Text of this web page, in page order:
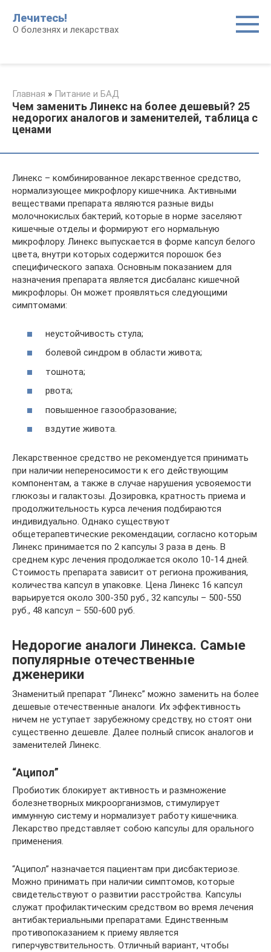
контенту
Лечитесь!
О болезнях и лекарствах
Главная » Питание и БАД
Чем заменить Линекс на более дешевый? 25
недорогих аналогов и заменителей, таблица с
ценами
Линекс – комбинированное лекарственное средство,
нормализующее микрофлору кишечника. Активными
веществами препарата являются разные виды
молочнокислых бактерий, которые в норме заселяют
кишечные отделы и формируют его нормальную
микрофлору. Линекс выпускается в форме капсул белого
цвета, внутри которых содержится порошок без
специфического запаха. Основным показанием для
назначения препарата является дисбаланс кишечной
микрофлоры. Он может проявляться следующими
симптомами:
неустойчивость стула;
болевой синдром в области живота;
тошнота;
рвота;
повышенное газообразование;
вздутие живота.
Лекарственное средство не рекомендуется принимать
при наличии непереносимости к его действующим
компонентам, а также в случае нарушения усвояемости
глюкозы и галактозы. Дозировка, кратность приема и
продолжительность курса лечения подбираются
индивидуально. Однако существуют
общетерапевтические рекомендации, согласно которым
Линекс принимается по 2 капсулы 3 раза в день. В
среднем курс лечения продолжается около 10-14 дней.
Стоимость препарата зависит от региона проживания,
количества капсул в упаковке. Цена Линекс 16 капсул
варьируется около 300-350 руб., 32 капсулы – 500-550
руб., 48 капсул – 550-600 руб.
Недорогие аналоги Линекса. Самые
популярные отечественные
дженерики
Знаменитый препарат “Линекс” можно заменить на более
дешевые отечественные аналоги. Их эффективность
ничем не уступает зарубежному средству, но стоят они
существенно дешевле. Далее полный список аналогов и
заменителей Линекс.
“Аципол”
Пробиотик блокирует активность и размножение
болезнетворных микроорганизмов, стимулирует
иммунную систему и нормализует работу кишечника.
Лекарство представляет собою капсулы для орального
применения.
“Аципол” назначается пациентам при дисбактериозе.
Можно принимать при наличии симптомов, которые
свидетельствуют о развитии расстройства. Капсулы
служат профилактическим средством во время лечения
антибактериальными препаратами. Единственным
противопоказанием к приему является
гиперчувствительность. Отличный вариант, чтобы